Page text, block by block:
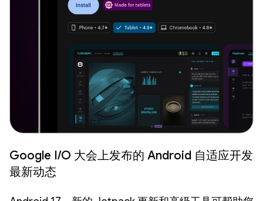
Google I/O 大会上发布的 Android 自适应开发
最新动态